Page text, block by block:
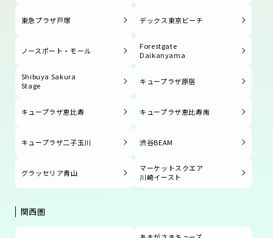
東急プラザ戸塚 デックス東京ビーチ
ノースポート・モール
Forestgate
Daikanyama
Shibuya Sakura
Stage
キュープラザ原宿
キュープラザ恵比寿 キュープラザ恵比寿南
キュープラザ二子玉川 渋谷BEAM
グラッセリア青山
マーケットスクエア
川崎イースト
関西圏